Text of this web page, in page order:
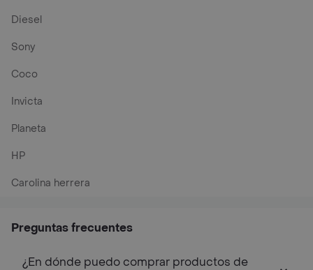
Diesel
Sony
Coco
Invicta
Planeta
HP
Carolina herrera
Preguntas frecuentes
¿En dónde puedo comprar productos de